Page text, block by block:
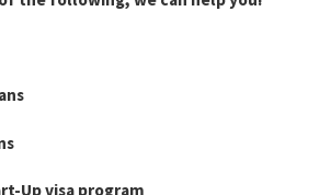
Up visa program